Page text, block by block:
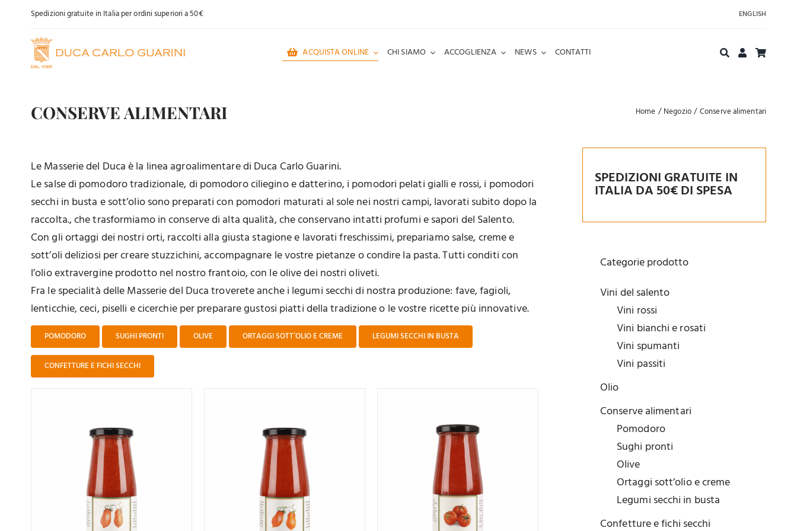
contenuto
Spedizioni gratuite in Italia per ordini superiori a 50€ ENGLISH
ACQUISTA ONLINE CHI SIAMO ACCOGLIENZA NEWS CONTATTI
CONSERVE ALIMENTARI Home Negozio Conserve alimentari
Le Masserie del Duca è la linea agroalimentare di Duca Carlo Guarini.
Le salse di pomodoro tradizionale, di pomodoro ciliegino e datterino, i pomodori pelati gialli e rossi, i pomodori
secchi in busta e sott’olio sono preparati con pomodori maturati al sole nei nostri campi, lavorati subito dopo la
raccolta., che trasformiamo in conserve di alta qualità, che conservano intatti profumi e sapori del Salento.
Con gli ortaggi dei nostri orti, raccolti alla giusta stagione e lavorati freschissimi, prepariamo salse, creme e
sott’oli deliziosi per creare stuzzichini, accompagnare le vostre pietanze o condire la pasta. Tutti conditi con
l’olio extravergine prodotto nel nostro frantoio, con le olive dei nostri oliveti.
Fra le specialità delle Masserie del Duca troverete anche i legumi secchi di nostra produzione: fave, fagioli,
lenticchie, ceci, piselli e cicerchie per preparare gustosi piatti della tradizione o le vostre ricette più innovative.
POMODORO SUGHI PRONTI OLIVE ORTAGGI SOTT’OLIO E CREME LEGUMI SECCHI IN BUSTA
CONFETTURE E FICHI SECCHI
Valutato
Valutato
Valutato
SPEDIZIONI GRATUITE IN
ITALIA DA 50€ DI SPESA
Categorie prodotto
Vini del salento
Vini rossi
Vini bianchi e rosati
Vini spumanti
Vini passiti
Olio
Conserve alimentari
Pomodoro
Sughi pronti
Olive
Ortaggi sott’olio e creme
Legumi secchi in busta
Confetture e fichi secchi